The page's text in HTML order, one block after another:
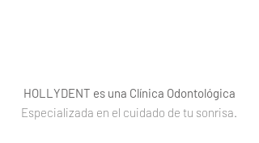
HOLLYDENT es una Clínica Odontológica
Especializada en el cuidado de tu sonrisa.